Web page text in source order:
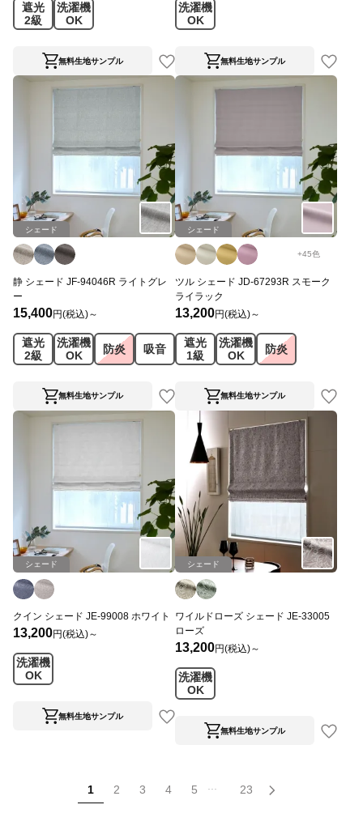
遮光
2級
洗濯機
OK
無料生地サンプル
洗濯機
OK
無料生地サンプル
シェード
静 シェード JF-94046R ライトグレ
ー
15,400円(税込)～
遮光
2級
洗濯機
OK
防炎 吸音
無料生地サンプル
シェード
+45色
ツル シェード JD-67293R スモーク
ライラック
13,200円(税込)～
遮光
1級
洗濯機
OK
防炎
無料生地サンプル
シェード
クイン シェード JE-99008 ホワイト
13,200円(税込)～
洗濯機
OK
無料生地サンプル
シェード
ワイルドローズ シェード JE-33005
ローズ
13,200円(税込)～
洗濯機
OK
無料生地サンプル
1 2 3 4 5 23